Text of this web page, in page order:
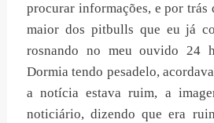
procurar informações, e por trás
maior dos pitbulls que eu já
rosnando no meu ouvido 24
Dormia tendo pesadelo,
a notícia estava ruim, a
noticiário, dizendo que era